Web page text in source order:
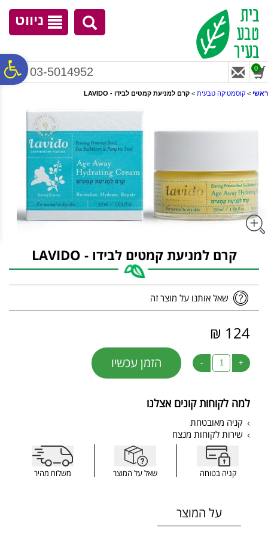
נגישות
ניווט
03-5014952 0
ראשי > קוסמטיקה טבעית > קרם למניעת קמטים לבידו - LAVIDO
קרם למניעת קמטים לבידו - LAVIDO
שאל אותנו על מוצר זה
124 ₪
+
- הזמן עכשיו
למה לקוחות קונים אצלנו
קניה מאובטחת
שירות לקוחות מנצח
קניה בטוחה שאל על המוצר משלוח מהיר
על המוצר